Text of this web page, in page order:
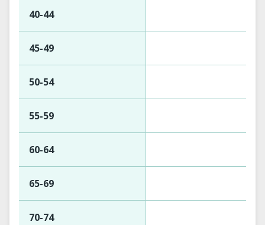
40-44
45-49
50-54
55-59
60-64
65-69
70-74